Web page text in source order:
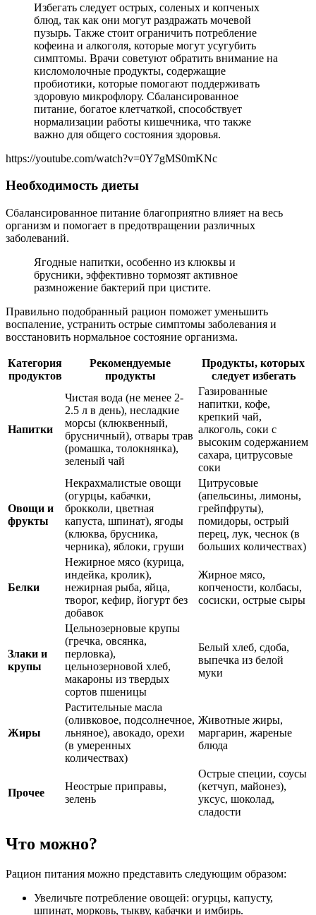
Избегать следует острых, соленых и копченых
блюд, так как они могут раздражать мочевой
пузырь. Также стоит ограничить потребление
кофеина и алкоголя, которые могут усугубить
симптомы. Врачи советуют обратить внимание на
кисломолочные продукты, содержащие
пробиотики, которые помогают поддерживать
здоровую микрофлору. Сбалансированное
питание, богатое клетчаткой, способствует
нормализации работы кишечника, что также
важно для общего состояния здоровья.
https://youtube.com/watch?v=0Y7gMS0mKNc
Необходимость диеты
Сбалансированное питание благоприятно влияет на весь
организм и помогает в предотвращении различных
заболеваний.
Ягодные напитки, особенно из клюквы и
брусники, эффективно тормозят активное
размножение бактерий при цистите.
Правильно подобранный рацион поможет уменьшить
воспаление, устранить острые симптомы заболевания и
восстановить нормальное состояние организма.
Категория
продуктов
Рекомендуемые
продукты
Продукты, которых
следует избегать
Напитки
Чистая вода (не менее 2-
2.5 л в день), несладкие
морсы (клюквенный,
брусничный), отвары трав
(ромашка, толокнянка),
зеленый чай
Газированные
напитки, кофе,
крепкий чай,
алкоголь, соки с
высоким содержанием
сахара, цитрусовые
соки
Овощи и
фрукты
Некрахмалистые овощи
(огурцы, кабачки,
брокколи, цветная
капуста, шпинат), ягоды
(клюква, брусника,
черника), яблоки, груши
Цитрусовые
(апельсины, лимоны,
грейпфруты),
помидоры, острый
перец, лук, чеснок (в
больших количествах)
Белки
Нежирное мясо (курица,
индейка, кролик),
нежирная рыба, яйца,
творог, кефир, йогурт без
добавок
Жирное мясо,
копчености, колбасы,
сосиски, острые сыры
Злаки и
крупы
Цельнозерновые крупы
(гречка, овсянка,
перловка),
цельнозерновой хлеб,
макароны из твердых
сортов пшеницы
Белый хлеб, сдоба,
выпечка из белой
муки
Жиры
Растительные масла
(оливковое, подсолнечное,
льняное), авокадо, орехи
(в умеренных
количествах)
Животные жиры,
маргарин, жареные
блюда
Прочее
Неострые приправы,
зелень
Острые специи, соусы
(кетчуп, майонез),
уксус, шоколад,
сладости
Что можно?
Рацион питания можно представить следующим образом:
Увеличьте потребление овощей: огурцы, капусту,
шпинат, морковь, тыкву, кабачки и имбирь.